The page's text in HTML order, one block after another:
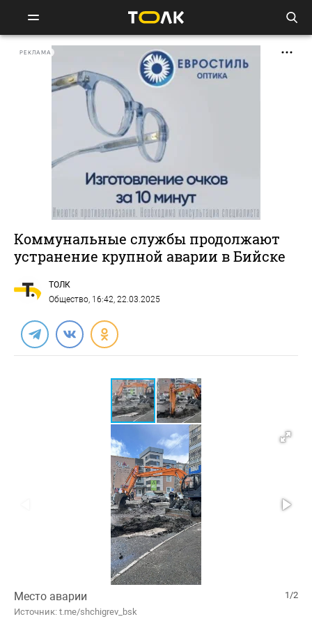
РЕКЛАМА
Коммунальные службы продолжают
устранение крупной аварии в Бийске
ТОЛК
Общество, 16:42, 22.03.2025
1/2
Место аварии
Источник: t.me/shchigrev_bsk